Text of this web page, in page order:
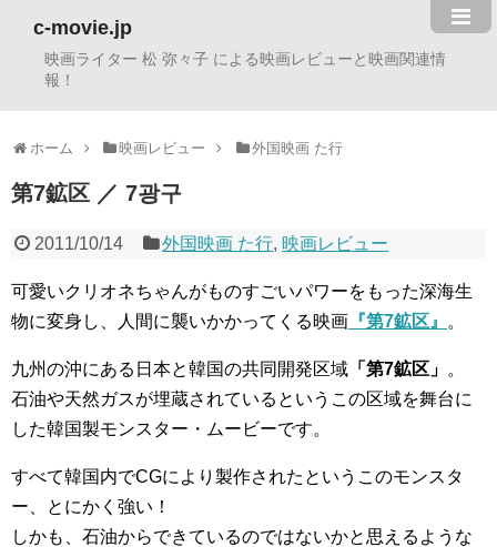
c-movie.jp
映画ライター 松 弥々子 による映画レビューと映画関連情
報！
ホーム 映画レビュー 外国映画 た行
第7鉱区 ／ 7광구
2011/10/14 外国映画 た行, 映画レビュー
可愛いクリオネちゃんがものすごいパワーをもった深海生
物に変身し、人間に襲いかかってくる映画 『第7鉱区』 。
九州の沖にある日本と韓国の共同開発区域 「第7鉱区」 。
石油や天然ガスが埋蔵されているというこの区域を舞台に
した韓国製モンスター・ムービーです。
すべて韓国内でCGにより製作されたというこのモンスタ
ー、とにかく強い！
しかも、石油からできているのではないかと思えるような